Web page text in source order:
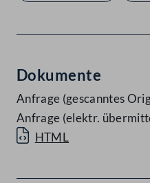
Dokumente
Anfrage (gescanntes
Anfrage (elektr.
HTML